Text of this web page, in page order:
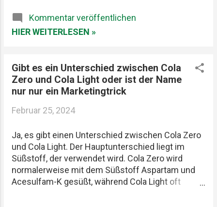
deinen Besuch FAQ zum Restaurant Lohninger
Fazit Das Restaurant Lohninger in Frankfurt war an
Karlsruher Hauptbahnhof. Mit drei Männern, die
Essen ernst nehmen, aber sich selbst nicht zu
wichtig. Patrick, Felix und ich teilen seit Jahren
Produkte und diese seltenen Abende, die länger
Mario Lohninger und Patrick: Best Friends
Freundschaft, Essen und besondere Abende Wir
achten darauf, dass unsere gemeinsamen
Restaurantbesuche etwas Besonderes bleiben.
Keine beliebigen Reservierungen ...
Kommentar veröffentlichen
HIER WEITERLESEN »
Gibt es ein Unterschied zwischen Cola
Zero und Cola Light oder ist der Name
nur nur ein Marketingtrick
Februar 25, 2024
Ja, es gibt einen Unterschied zwischen Cola Zero
und Cola Light. Der Hauptunterschied liegt im
Süßstoff, der verwendet wird. Cola Zero wird
normalerweise mit dem Süßstoff Aspartam und
Acesulfam-K gesüßt, während Cola Light oft